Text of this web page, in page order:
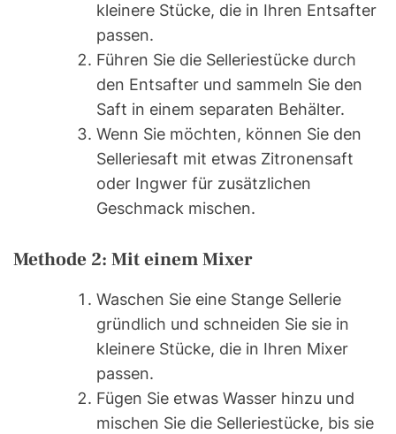
kleinere Stücke, die in Ihren Entsafter
passen.
Führen Sie die Selleriestücke durch
den Entsafter und sammeln Sie den
Saft in einem separaten Behälter.
Wenn Sie möchten, können Sie den
Selleriesaft mit etwas Zitronensaft
oder Ingwer für zusätzlichen
Geschmack mischen.
Methode 2: Mit einem Mixer
Waschen Sie eine Stange Sellerie
gründlich und schneiden Sie sie in
kleinere Stücke, die in Ihren Mixer
passen.
Fügen Sie etwas Wasser hinzu und
mischen Sie die Selleriestücke, bis sie